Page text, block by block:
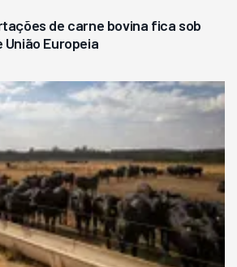
de carne bovina fica sob
União Europeia